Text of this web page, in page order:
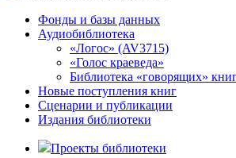
Фонды и базы данных
Аудиобиблиотека
«Логос» (AV3715)
«Голос краеведа»
Библиотека «говорящих»
Новые поступления книг
Сценарии и публикации
Издания библиотеки
Проекты библиотеки